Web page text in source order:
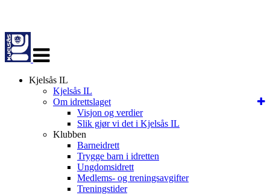
navigasjon
Kjelsås IL
Kjelsås IL
Om idrettslaget
Visjon og verdier
Slik gjør vi det i Kjelsås IL
Klubben
Barneidrett
Trygge barn i idretten
Ungdomsidrett
Medlems- og treningsavgifter
Treningstider